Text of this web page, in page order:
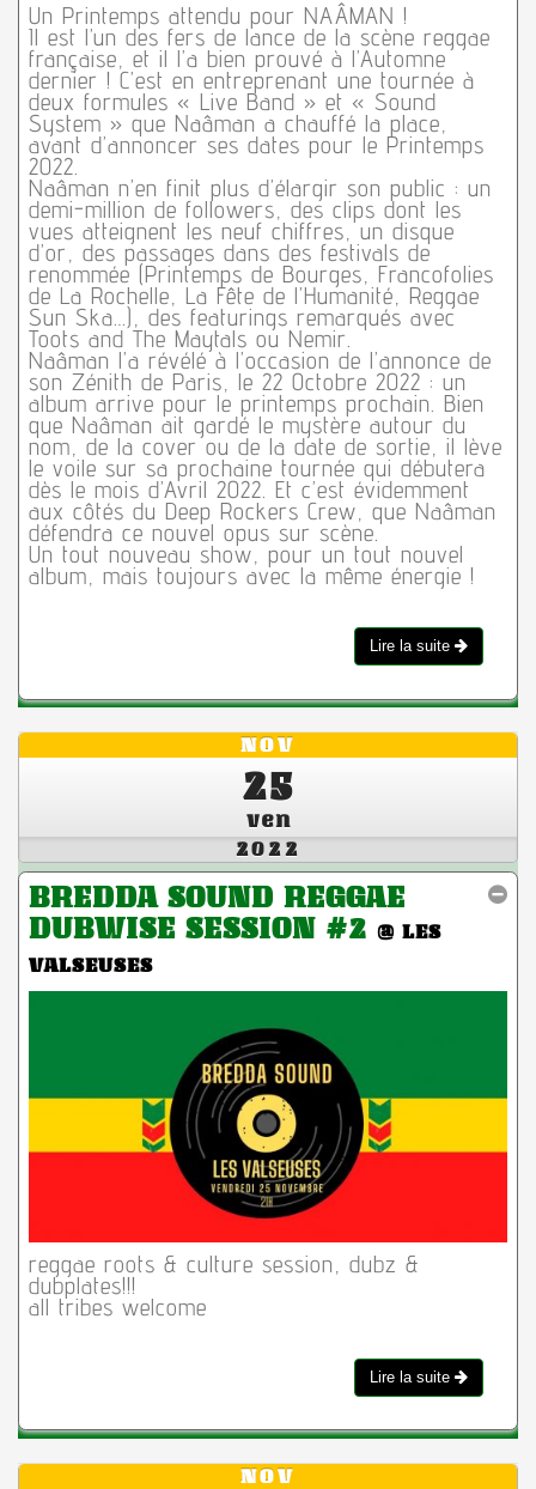
Un Printemps attendu pour NAÂMAN !
Il est l’un des fers de lance de la scène reggae
française, et il l’a bien prouvé à l’Automne
dernier ! C’est en entreprenant une tournée à
deux formules « Live Band » et « Sound
System » que Naâman a chauffé la place,
avant d’annoncer ses dates pour le Printemps
2022.
Naâman n’en finit plus d’élargir son public : un
demi-million de followers, des clips dont les
vues atteignent les neuf chiffres, un disque
d’or, des passages dans des festivals de
renommée (Printemps de Bourges, Francofolies
de La Rochelle, La Fête de l’Humanité, Reggae
Sun Ska…), des featurings remarqués avec
Toots and The Maytals ou Nemir.
Naâman l’a révélé à l’occasion de l’annonce de
son Zénith de Paris, le 22 Octobre 2022 : un
album arrive pour le printemps prochain. Bien
que Naâman ait gardé le mystère autour du
nom, de la cover ou de la date de sortie, il lève
le voile sur sa prochaine tournée qui débutera
dès le mois d’Avril 2022. Et c’est évidemment
aux côtés du Deep Rockers Crew, que Naâman
défendra ce nouvel opus sur scène.
Un tout nouveau show, pour un tout nouvel
album, mais toujours avec la même énergie !
Lire la suite
NOV
25
ven
2022
BREDDA SOUND REGGAE
DUBWISE SESSION #2 @ LES
VALSEUSES
reggae roots & culture session, dubz &
dubplates!!!
all tribes welcome
Lire la suite
NOV